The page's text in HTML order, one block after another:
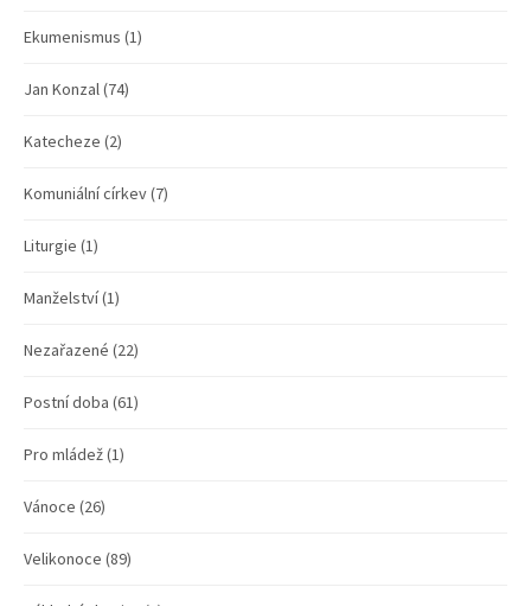
Ekumenismus (1)
Jan Konzal(74)
Katecheze (2)
Komuniální církev(7)
Liturgie (1)
Manželství(1)
Nezařazené (22)
Postní doba (61)
Pro mládež(1)
Vánoce (26)
Velikonoce (89)